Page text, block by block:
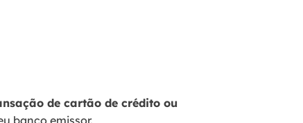
de cartão de crédito ou
banco emissor.